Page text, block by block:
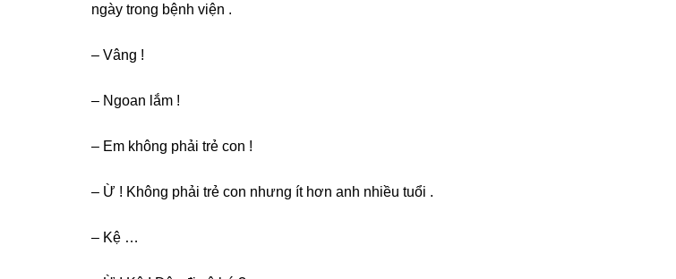
ngày tronɡ bệnh viện .
– Vânɡ !
– Ngoan lắm !
– Em khônɡ phải trẻ con !
– Ừ ! Khônɡ phải trẻ con nhưnɡ ít hơn anh nhiều tuổi .
– Kệ …